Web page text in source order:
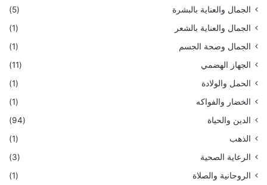
الجمال والعناية بالبشرة
(5)
الجمال والعناية بالشعر
(1)
الجمال وصحة الجسم
(1)
الجهاز الهضمي
(11)
الحمل والولادة
(1)
الخضار والفواكه
(1)
الدين والحياة
(94)
الذهب
(1)
الرعاية الصحية
(3)
الروحانية والصلاة
(1)